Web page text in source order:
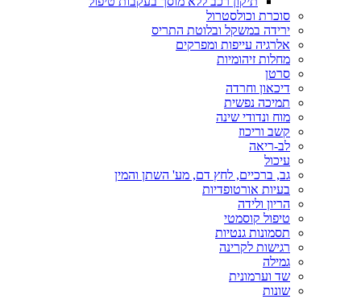
סוכרת וכולסטרול
ירידה במשקל ובלוטת התריס
אלרגיה עייפות ומפרקים
מחלות זיהומיות
סרטן
דיכאון וחרדה
תמיכה נפשית
מוח ונדודי שינה
קשב וריכוז
לב-ריאה
עיכול
גב, ברכיים, לחץ דם, מע' השתן והמין
בעיות אורטופדיות
הריון ולידה
טיפול קוסמטי
תסמונות גנטיות
רגישות לקרינה
גמילה
שד וערמונית
שונות